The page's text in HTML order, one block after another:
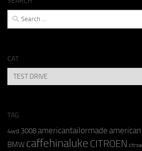
Search
for:
CAT
CAT
TAG
4wd 3008americantailormade
BMW caffehinaluke CITROEN